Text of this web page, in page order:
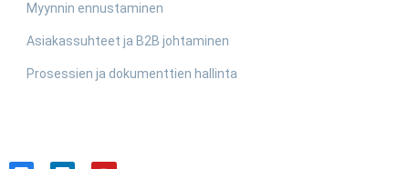
Myynnin ennustaminen
Asiakassuhteet ja B2B johtaminen
Prosessien ja dokumenttien hallinta